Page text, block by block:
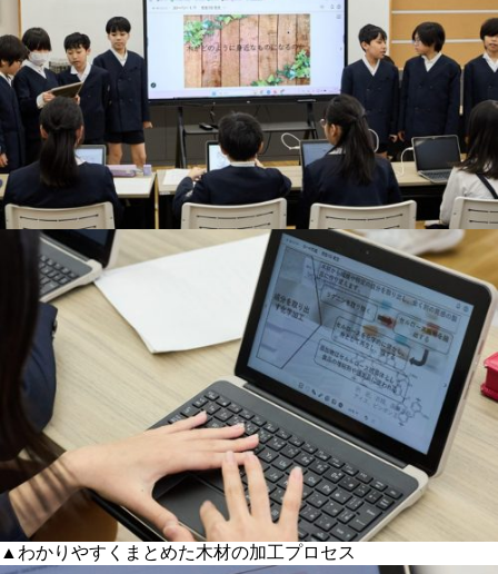
▲わかりやすくまとめた木材の加工プロセス